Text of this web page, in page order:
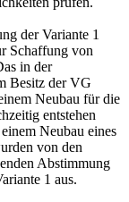
der Variante 1
Schaffung von
in der
Besitz der VG
Neubau für die
entstehen
Neubau eines
von den
Abstimmung
1 aus.